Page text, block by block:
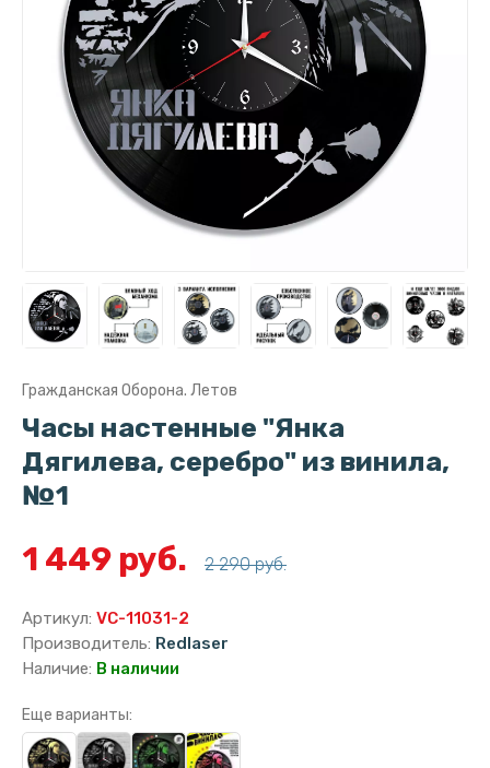
Гражданская Оборона. Летов
Часы настенные "Янка
Дягилева, серебро" из винила,
№1
1 449 руб. 2 290 руб.
Артикул: VC-11031-2
Производитель: Redlaser
Наличие: В наличии
Еще варианты: